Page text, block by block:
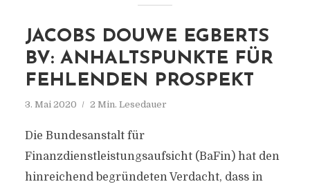
JACOBS DOUWE EGBERTS
BV: ANHALTSPUNKTE FÜR
FEHLENDEN PROSPEKT
3. Mai 2020 2 Min. Lesedauer
Die Bundesanstalt für
Finanzdienstleistungsaufsicht (BaFin) hat den
hinreichend begründeten Verdacht, dass in